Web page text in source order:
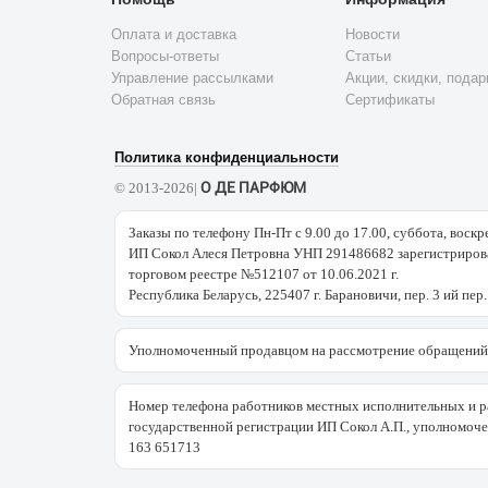
Оплата и доставка
Вопросы-ответы
Управление рассылками
Обратная связь
Новости
Статьи
Акции, скидки,
Сертификаты
Политика конфиденциальности
© 2013-2026| О ДЕ ПАРФЮМ
Заказы по телефону Пн-Пт с 9.00 до 17.00, суббота,
ИП Сокол Алеся Петровна УНП 291486682
торговом реестре №512107 от 10.06.2021 г.
Республика Беларусь, 225407 г. Барановичи, пер. 3 ий
Уполномоченный продавцом на рассмотрение
Номер телефона работников местных исполнительных и
государственной регистрации ИП Сокол А.П.,
163 651713